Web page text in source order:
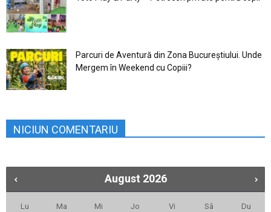
Parcuri de Aventură din Zona Bucureştiului. Unde
Mergem în Weekend cu Copiii?
NICIUN COMENTARIU
August 2026
Lu Ma Mi Jo Vi Sâ Du